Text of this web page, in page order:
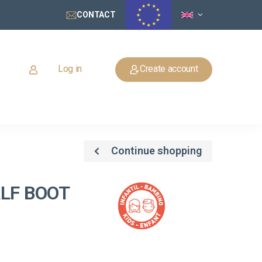
CONTACT
Log in Create account
Continue shopping
BOOT